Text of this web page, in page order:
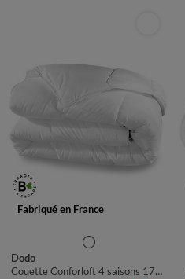
Fabriqué en France
Dodo
Couette Conforloft 4 saisons 175 g/m² + 300 g/m²